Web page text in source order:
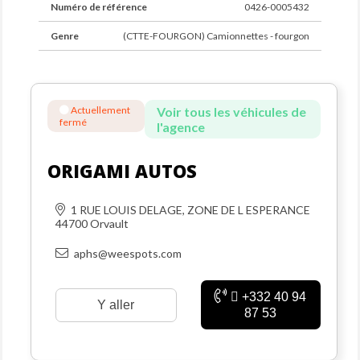
Numéro de référence 0426-0005432
Genre (CTTE-FOURGON) Camionnettes - fourgon
Actuellement
fermé
Voir tous les véhicules de
l'agence
ORIGAMI AUTOS
1 RUE LOUIS DELAGE, ZONE DE L ESPERANCE
44700 Orvault
aphs@weespots.com
Y aller
+332 40 94
87 53